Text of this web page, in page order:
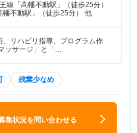
線「高幡不動駅」（徒歩25分）
幡不動駅」（徒歩25分） 他
、リハビリ指導、プログラム作
等 ◆「マッサージ」と「…
残業少なめ
集状況を問い合わせる